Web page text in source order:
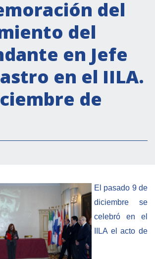
científica
Italia- América Latina y el Caribe
promoción de la igualdad de
socio-económico
del
del
en Jefe
en el IILA.
de
El pasado 9 de
diciembre se
celebró en el
IILA el acto de